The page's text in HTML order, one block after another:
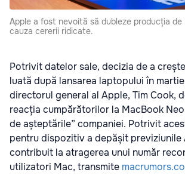
Apple a fost nevoită să dubleze producția de
cauza cererii ridicate.
Potrivit datelor sale, decizia de a
luată după lansarea laptopului în
directorul general al Apple, Tim Cook,
reacția cumpărătorilor la MacBook
de așteptările” companiei. Potrivit
pentru dispozitiv a depășit previziunile
contribuit la atragerea unui număr
utilizatori Mac, transmite